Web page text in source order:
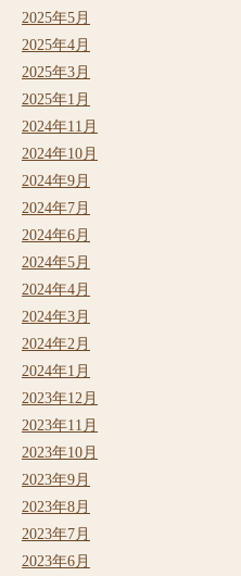
2025年5月
2025年4月
2025年3月
2025年1月
2024年11月
2024年10月
2024年9月
2024年7月
2024年6月
2024年5月
2024年4月
2024年3月
2024年2月
2024年1月
2023年12月
2023年11月
2023年10月
2023年9月
2023年8月
2023年7月
2023年6月